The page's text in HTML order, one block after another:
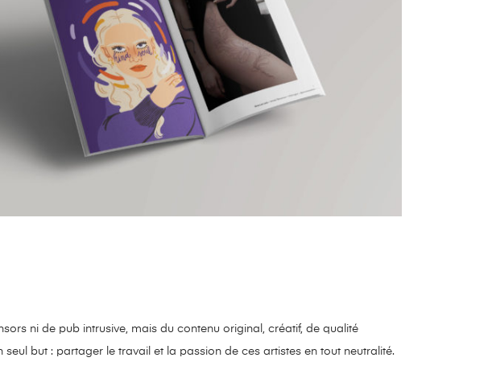
ni de pub intrusive, mais du contenu original, créatif, de qualité
but : partager le travail et la passion de ces artistes en tout neutralité.